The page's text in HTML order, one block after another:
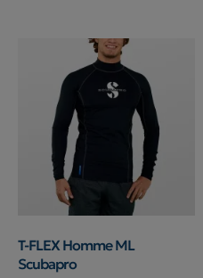
T-FLEX Homme ML
Scubapro